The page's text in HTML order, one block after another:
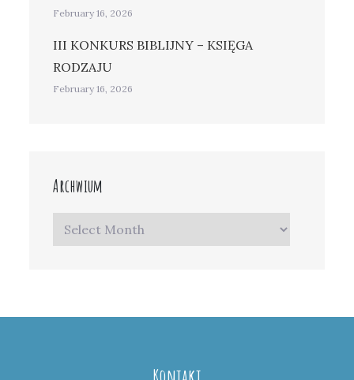
February 16, 2026
III KONKURS BIBLIJNY – KSIĘGA
RODZAJU
February 16, 2026
Archwium
Archwium